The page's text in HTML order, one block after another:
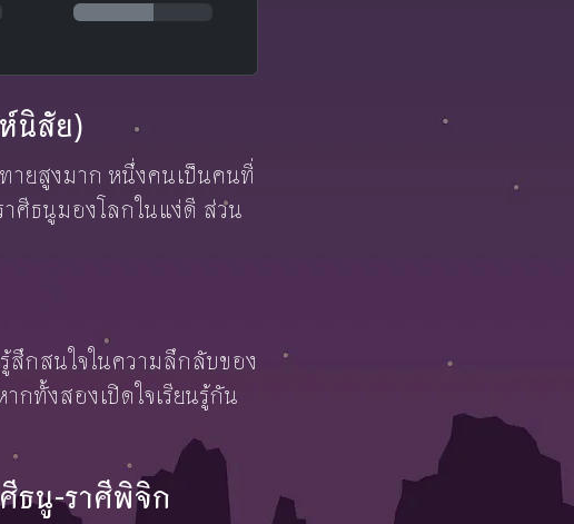
ห์นิสัย)
ายสูงมาก หนึ่งคนเป็นคนที่
ศีธนูมองโลกในแง่ดี ส่วน
กสนใจในความลึกลับของ
กทั้งสองเปิดใจเรียนรู้กัน
ธนู-ราศีพิจิก